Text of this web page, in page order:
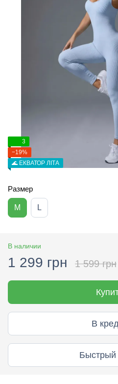
3
−19%
🌊 ЕКВАТОР ЛІТА
Размер
M L
В наличии
1 299 грн 1 599 грн
В
Быстрый